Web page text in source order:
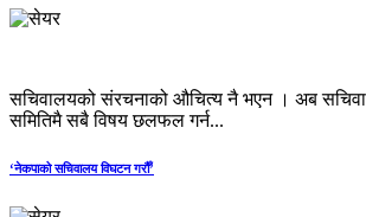
सचिवालयको संरचनाको औचित्य नै भएन । अब
समितिमै सबै विषय छलफल गर्न...
‘नेकपाको सचिवालय विघटन गरौँ’